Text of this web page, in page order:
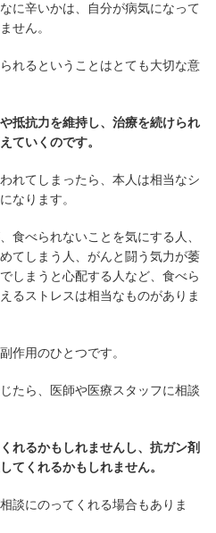
に辛いかは、自分が病気になって
せん。
れるということはとても大切な意
抵抗力を維持し、治療を続けられ
ていくのです。
れてしまったら、本人は相当なシ
なります。
食べられないことを気にする人、
てしまう人、がんと闘う気力が萎
しまうと心配する人など、食べら
るストレスは相当なものがありま
作用のひとつです。
たら、医師や医療スタッフに相談
れるかもしれませんし、抗ガン剤
てくれるかもしれません。
談にのってくれる場合もありま